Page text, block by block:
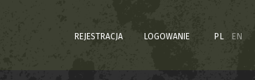
REJESTRACJA LOGOWANIE PL EN